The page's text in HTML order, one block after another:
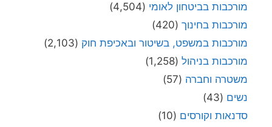
מורכבות בביטחון לאומי (4,504)
מורכבות בחינוך (420)
מורכבות במשפט, בשיטור ובאכיפת חוק (2,103)
מורכבות בניהול (1,258)
משטרה וחברה (57)
נשים (43)
סדנאות וקורסים (10)